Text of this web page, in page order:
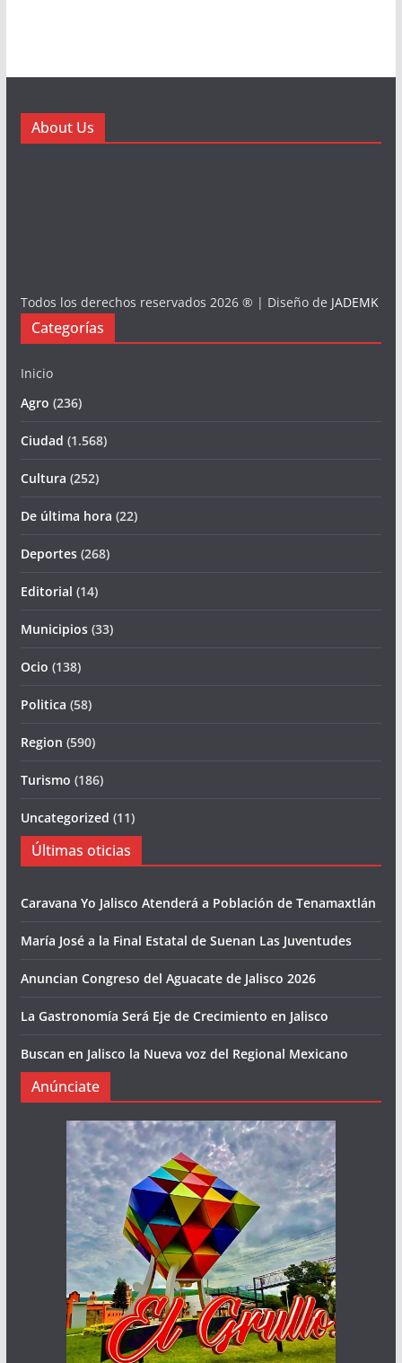
About Us
Todos los derechos reservados 2026 ® | Diseño de JADEMK
Categorías
Inicio
Agro (236)
Ciudad (1.568)
Cultura (252)
De última hora (22)
Deportes(268)
Editorial (14)
Municipios(33)
Ocio (138)
Politica (58)
Region (590)
Turismo (186)
Uncategorized (11)
Últimas oticias
Caravana Yo Jalisco Atenderá a Población de Tenamaxtlán
María José a la Final Estatal de Suenan Las Juventudes
Anuncian Congreso del Aguacate de Jalisco 2026
La Gastronomía Será Eje de Crecimiento en Jalisco
Buscan en Jalisco la Nueva voz del Regional Mexicano
Anúnciate